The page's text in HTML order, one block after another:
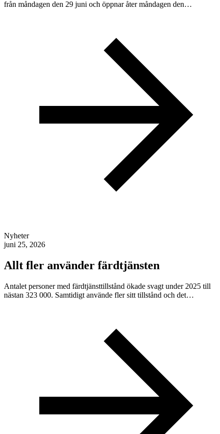
från måndagen den 29 juni och öppnar åter måndagen den…
Nyheter
juni 25, 2026
Allt fler använder färdtjänsten
Antalet personer med färdtjänsttillstånd ökade svagt under 2025 till
nästan 323 000. Samtidigt använde fler sitt tillstånd och det…